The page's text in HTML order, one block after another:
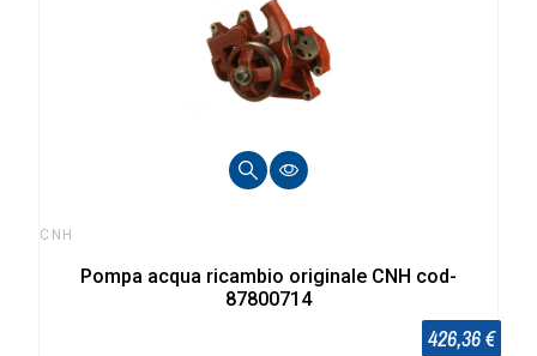
CNH
Pompa acqua ricambio originale CNH cod-
87800714
426,36 €